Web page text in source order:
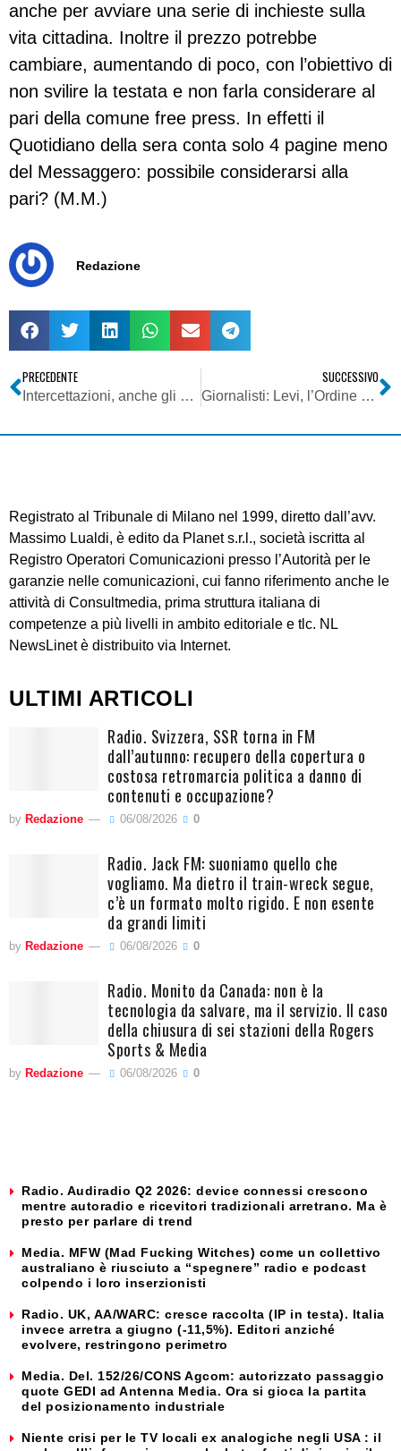
anche per avviare una serie di inchieste sulla
vita cittadina. Inoltre il prezzo potrebbe
cambiare, aumentando di poco, con l’obiettivo di
non svilire la testata e non farla considerare al
pari della comune free press. In effetti il
Quotidiano della sera conta solo 4 pagine meno
del Messaggero: possibile considerarsi alla
pari? (M.M.)
Redazione
PRECEDENTE
Intercettazioni, anche gli editori coinvolti
SUCCESSIVO
Giornalisti: Levi, l’Ordine deve essere profondamente rivisto
Registrato al Tribunale di Milano nel 1999, diretto dall’avv.
Massimo Lualdi, è edito da Planet s.r.l., società iscritta al
Registro Operatori Comunicazioni presso l’Autorità per le
garanzie nelle comunicazioni, cui fanno riferimento anche le
attività di Consultmedia, prima struttura italiana di
competenze a più livelli in ambito editoriale e tlc. NL
NewsLinet è distribuito via Internet.
ULTIMI ARTICOLI
Radio. Svizzera, SSR torna in FM
dall’autunno: recupero della copertura o
costosa retromarcia politica a danno di
contenuti e occupazione?
by Redazione 06/08/2026 0
Radio. Jack FM: suoniamo quello che
vogliamo. Ma dietro il train-wreck segue,
c’è un formato molto rigido. E non esente
da grandi limiti
by Redazione 06/08/2026 0
Radio. Monito da Canada: non è la
tecnologia da salvare, ma il servizio. Il caso
della chiusura di sei stazioni della Rogers
Sports & Media
by Redazione 06/08/2026 0
Radio. Audiradio Q2 2026: device connessi crescono
mentre autoradio e ricevitori tradizionali arretrano. Ma è
presto per parlare di trend
Media. MFW (Mad Fucking Witches) come un collettivo
australiano è riusciuto a “spegnere” radio e podcast
colpendo i loro inserzionisti
Radio. UK, AA/WARC: cresce raccolta (IP in testa). Italia
invece arretra a giugno (-11,5%). Editori anziché
evolvere, restringono perimetro
Media. Del. 152/26/CONS Agcom: autorizzato passaggio
quote GEDI ad Antenna Media. Ora si gioca la partita
del posizionamento industriale
Niente crisi per le TV locali ex analogiche negli USA : il